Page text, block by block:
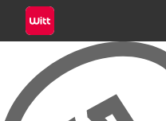
Přeskočit na hlavní obsah